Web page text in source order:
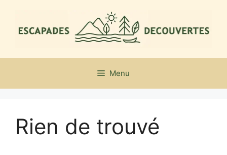
contenu
Menu
Rien de trouvé